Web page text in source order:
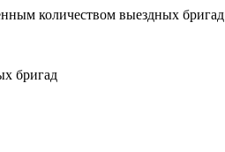
количеством выездных бригад
бригад